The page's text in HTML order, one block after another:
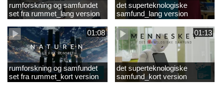
rumforskning og samfundet
set fra rummet_lang version
det superteknologiske
samfund_lang version
01:08
rumforskning og samfundet
set fra rummet_kort version
01:13
det superteknologiske
samfund_kort version